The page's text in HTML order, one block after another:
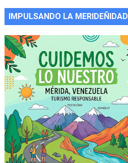
IMPULSANDO LA MERIDEÑIDAD